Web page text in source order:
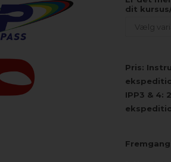
dit
Pris:
IPP3 & 4: